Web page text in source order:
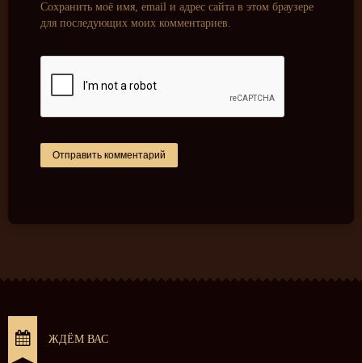
Сохранить моё имя, email и адрес сайта в этом браузере
для последующих моих комментариев.
ЖДЁМ ВАС